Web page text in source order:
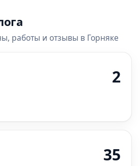
работы и отзывы в Горняке
2
35